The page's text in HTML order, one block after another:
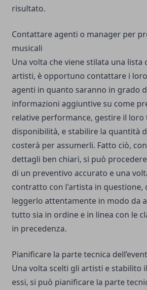
risultato.
Contattare agenti o manager per
musicali
Una volta che viene stilata una lista
artisti, è opportuno contattare i
agenti in quanto saranno in grado
informazioni aggiuntive su come
relative performance, gestire il
disponibilità, e stabilire la quantità
costerà per assumerli. Fatto ciò,
dettagli ben chiari, si può
di un preventivo accurato e una
contratto con l'artista in questione,
leggerlo attentamente in modo da
tutto sia in ordine e in linea con le
in precedenza.
Pianificare la parte tecnica
Una volta scelti gli artisti e stabilito
essi, si può pianificare la parte